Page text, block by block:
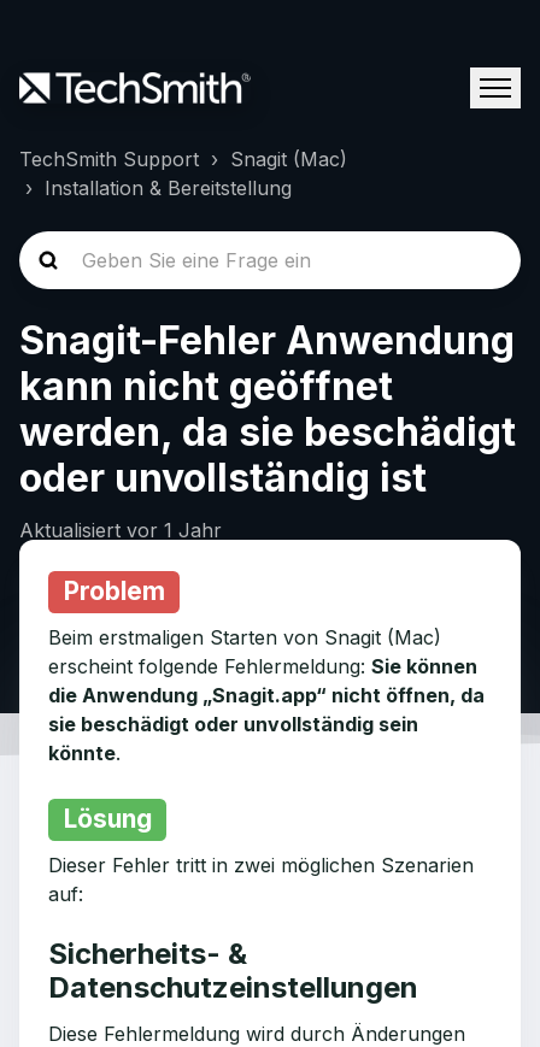
TechSmith Support
Snagit (Mac)
Installation & Bereitstellung
Snagit-Fehler Anwendung
kann nicht geöffnet
werden, da sie beschädigt
oder unvollständig ist
Aktualisiert vor 1 Jahr
Problem
Beim erstmaligen Starten von Snagit (Mac)
erscheint folgende Fehlermeldung: Sie können
die Anwendung „Snagit.app“ nicht öffnen, da
sie beschädigt oder unvollständig sein
könnte.
Lösung
Dieser Fehler tritt in zwei möglichen Szenarien
auf:
Sicherheits- &
Datenschutzeinstellungen
Diese Fehlermeldung wird durch Änderungen